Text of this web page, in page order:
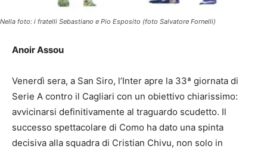
Nella foto: i fratelli Sebastiano e Pio Esposito (foto Salvatore Fornelli)
Anoir Assou
Venerdì sera, a San Siro, l’Inter apre la 33ª giornata di
Serie A contro il Cagliari con un obiettivo chiarissimo:
avvicinarsi definitivamente al traguardo scudetto. Il
successo spettacolare di Como ha dato una spinta
decisiva alla squadra di Cristian Chivu, non solo in